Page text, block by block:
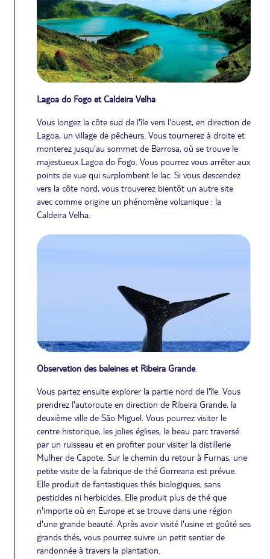
Lagoa do Fogo et Caldeira Velha
Vous longez la côte sud de l'île vers l'ouest, en direction de
Lagoa, un village de pêcheurs. Vous tournerez à droite et
monterez jusqu'au sommet de Barrosa, où se trouve le
majestueux Lagoa do Fogo. Vous pourrez vous arrêter aux
points de vue qui surplombent le lac. Si vous descendez
vers la côte nord, vous trouverez bientôt un autre site
avec comme origine un phénomène volcanique : la
Caldeira Velha.
Observation des baleines et Ribeira Grande
Vous partez ensuite explorer la partie nord de l'île. Vous
prendrez l'autoroute en direction de Ribeira Grande, la
deuxième ville de São Miguel. Vous pourrez visiter le
centre historique, les jolies églises, le beau parc traversé
par un ruisseau et en profiter pour visiter la distillerie
Mulher de Capote. Sur le chemin du retour à Furnas, une
petite visite de la fabrique de thé Gorreana est prévue.
Elle produit de fantastiques thés biologiques, sans
pesticides ni herbicides. Elle produit plus de thé que
n'importe où en Europe et se trouve dans une région
d'une grande beauté. Après avoir visité l'usine et goûté ses
grands thés, vous pourrez suivre un petit sentier de
randonnée à travers la plantation.